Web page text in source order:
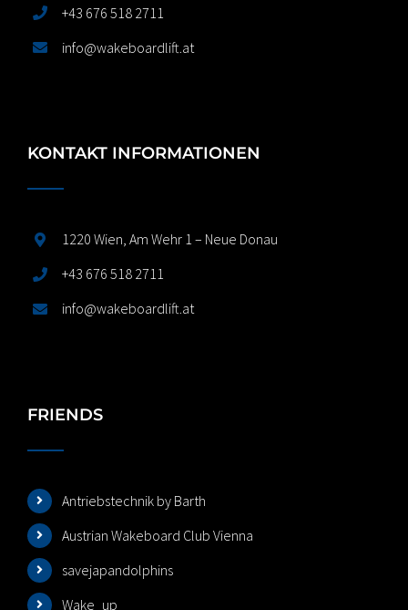
+43 676 518 2711
info@wakeboardlift.at
KONTAKT INFORMATIONEN
1220 Wien, Am Wehr 1 – Neue Donau
+43 676 518 2711
info@wakeboardlift.at
FRIENDS
Antriebstechnik by Barth
Austrian Wakeboard Club Vienna
savejapandolphins
Wake_up